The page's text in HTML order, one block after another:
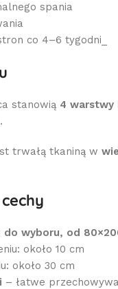
spania
co 4–6 tygodni_
stanowią 4 warstwy
trwałą tkaniną w
do wyboru, od
około 10 cm
około 30 cm
– łatwe